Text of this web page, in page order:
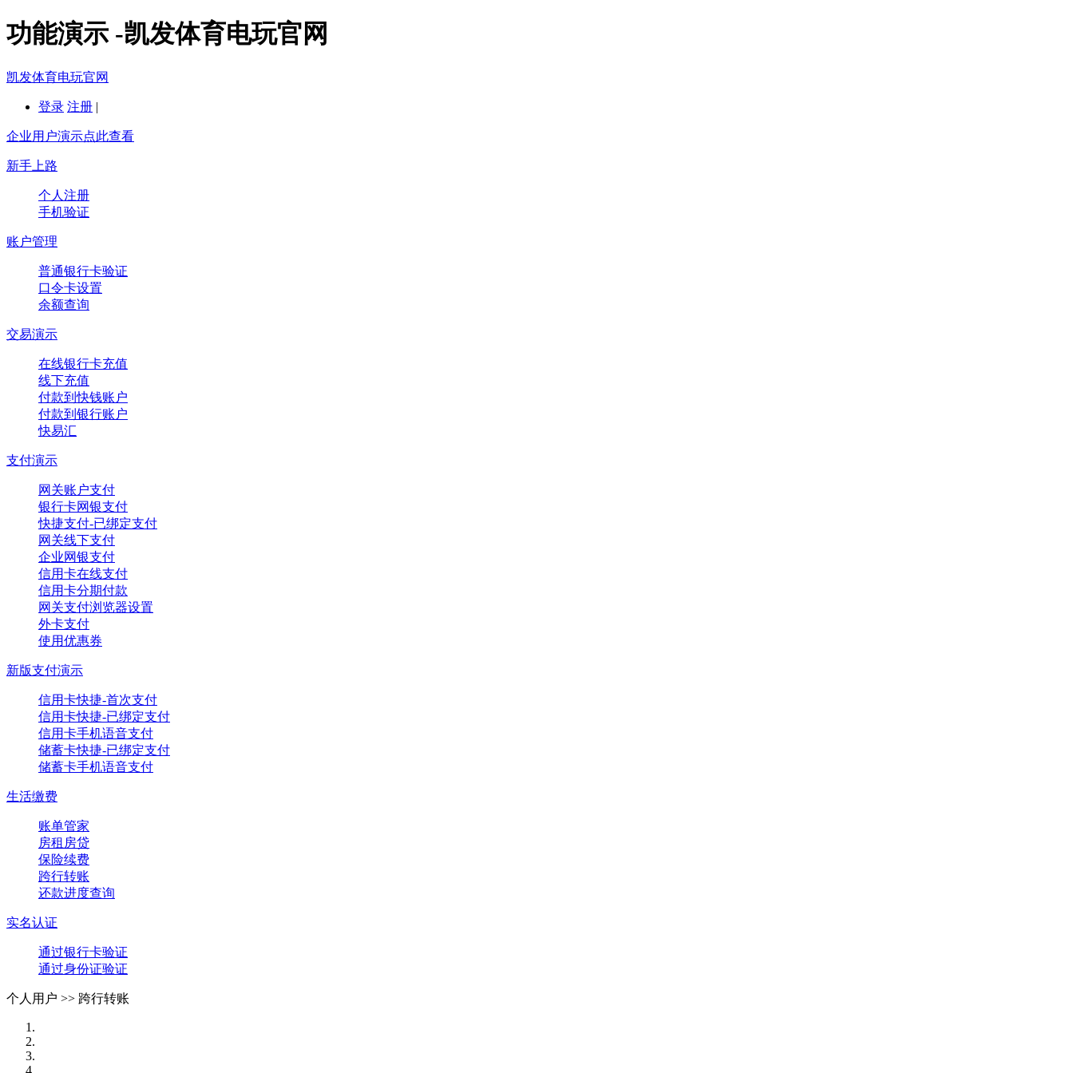
功能演示 -凯发体育电玩官网
凯发体育电玩官网
登录 注册 |
企业用户演示点此查看
新手上路
个人注册
手机验证
账户管理
普通银行卡验证
口令卡设置
余额查询
交易演示
在线银行卡充值
线下充值
付款到快钱账户
付款到银行账户
快易汇
支付演示
网关账户支付
银行卡网银支付
快捷支付-已绑定支付
网关线下支付
企业网银支付
信用卡在线支付
信用卡分期付款
网关支付浏览器设置
外卡支付
使用优惠券
新版支付演示
信用卡快捷-首次支付
信用卡快捷-已绑定支付
信用卡手机语音支付
储蓄卡快捷-已绑定支付
储蓄卡手机语音支付
生活缴费
账单管家
房租房贷
保险续费
跨行转账
还款进度查询
实名认证
通过银行卡验证
通过身份证验证
个人用户 >> 跨行转账